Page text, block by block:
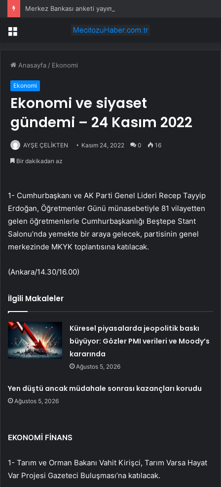
Menü
Anasayfa / Ekonomi
Ekonomi
Ekonomi ve siyaset
gündemi – 24 Kasım 2022
AYŞE ÇELİKTEN Kasım 24, 2022 0 16
Bir dakikadan az
1- Cumhurbaşkanı ve AK Parti Genel Lideri Recep Tayyip
Erdoğan, Öğretmenler Günü münasebetiyle 81 vilayetten
gelen öğretmenlerle Cumhurbaşkanlığı Beştepe Stant
Salonu’nda yemekte bir araya gelecek, partisinin genel
merkezinde MKYK toplantısına katılacak.
(Ankara/14.30/16.00)
İlgili Makaleler
Küresel piyasalarda jeopolitik baskı
büyüyor: Gözler PMI verileri ve Moody’s
kararında
Ağustos 5, 2026
Yen düştü ancak müdahale sonrası kazançları korudu
Ağustos 5, 2026
EKONOMİ FİNANS
1- Tarım ve Orman Bakanı Vahit Kirişci, Tarım Varsa Hayat
Var Projesi Gazeteci Buluşması’na katılacak.